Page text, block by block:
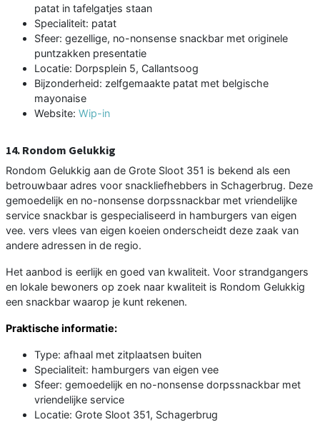
patat in tafelgatjes staan
Specialiteit: patat
Sfeer: gezellige, no-nonsense snackbar met originele
puntzakken presentatie
Locatie: Dorpsplein 5, Callantsoog
Bijzonderheid: zelfgemaakte patat met belgische
mayonaise
Website: Wip-in
14. Rondom Gelukkig
Rondom Gelukkig aan de Grote Sloot 351 is bekend als een
betrouwbaar adres voor snackliefhebbers in Schagerbrug. Deze
gemoedelijk en no-nonsense dorpssnackbar met vriendelijke
service snackbar is gespecialiseerd in hamburgers van eigen
vee. vers vlees van eigen koeien onderscheidt deze zaak van
andere adressen in de regio.
Het aanbod is eerlijk en goed van kwaliteit. Voor strandgangers
en lokale bewoners op zoek naar kwaliteit is Rondom Gelukkig
een snackbar waarop je kunt rekenen.
Praktische informatie:
Type: afhaal met zitplaatsen buiten
Specialiteit: hamburgers van eigen vee
Sfeer: gemoedelijk en no-nonsense dorpssnackbar met
vriendelijke service
Locatie: Grote Sloot 351, Schagerbrug